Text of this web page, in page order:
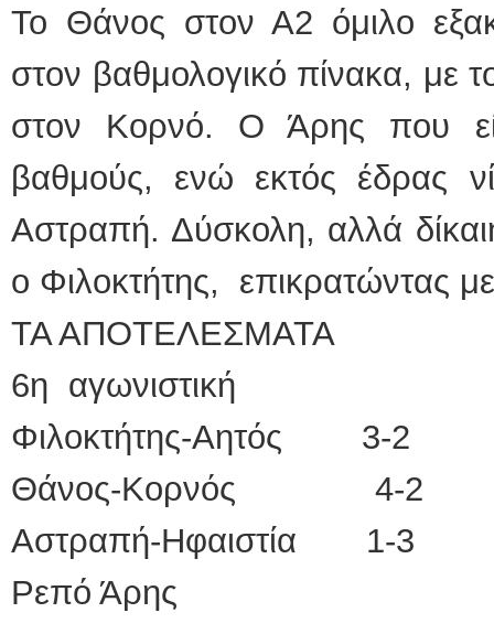
Το Θάνος στον Α2 όμιλο
στον βαθμολογικό πίνακα, με
στον Κορνό. Ο Άρης που
βαθμούς, ενώ εκτός έδρας
Αστραπή. Δύσκολη, αλλά
ο Φιλοκτήτης, επικρατώντας
ΤΑ ΑΠΟΤΕΛΕΣΜΑΤΑ
6η αγωνιστική
Φιλοκτήτης-Αητός 3-2
Θάνος-Κορνός 4-2
Αστραπή-Ηφαιστία 1-3
Ρεπό Άρης